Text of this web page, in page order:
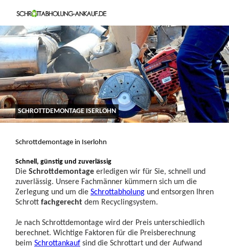
SCHROTTDEMONTAGE ISERLOHN
Schrottdemontage in Iserlohn
Schnell, günstig und zuverlässig
Die Schrottdemontage erledigen wir für Sie, schnell und
zuverlässig. Unsere Fachmänner kümmern sich um die
Zerlegung und um die Schrottabholung und entsorgen Ihren
Schrott fachgerecht dem Recyclingsystem.
Je nach Schrottdemontage wird der Preis unterschiedlich
berechnet. Wichtige Faktoren für die Preisberechnung
beim Schrottankauf sind die Schrottart und der Aufwand